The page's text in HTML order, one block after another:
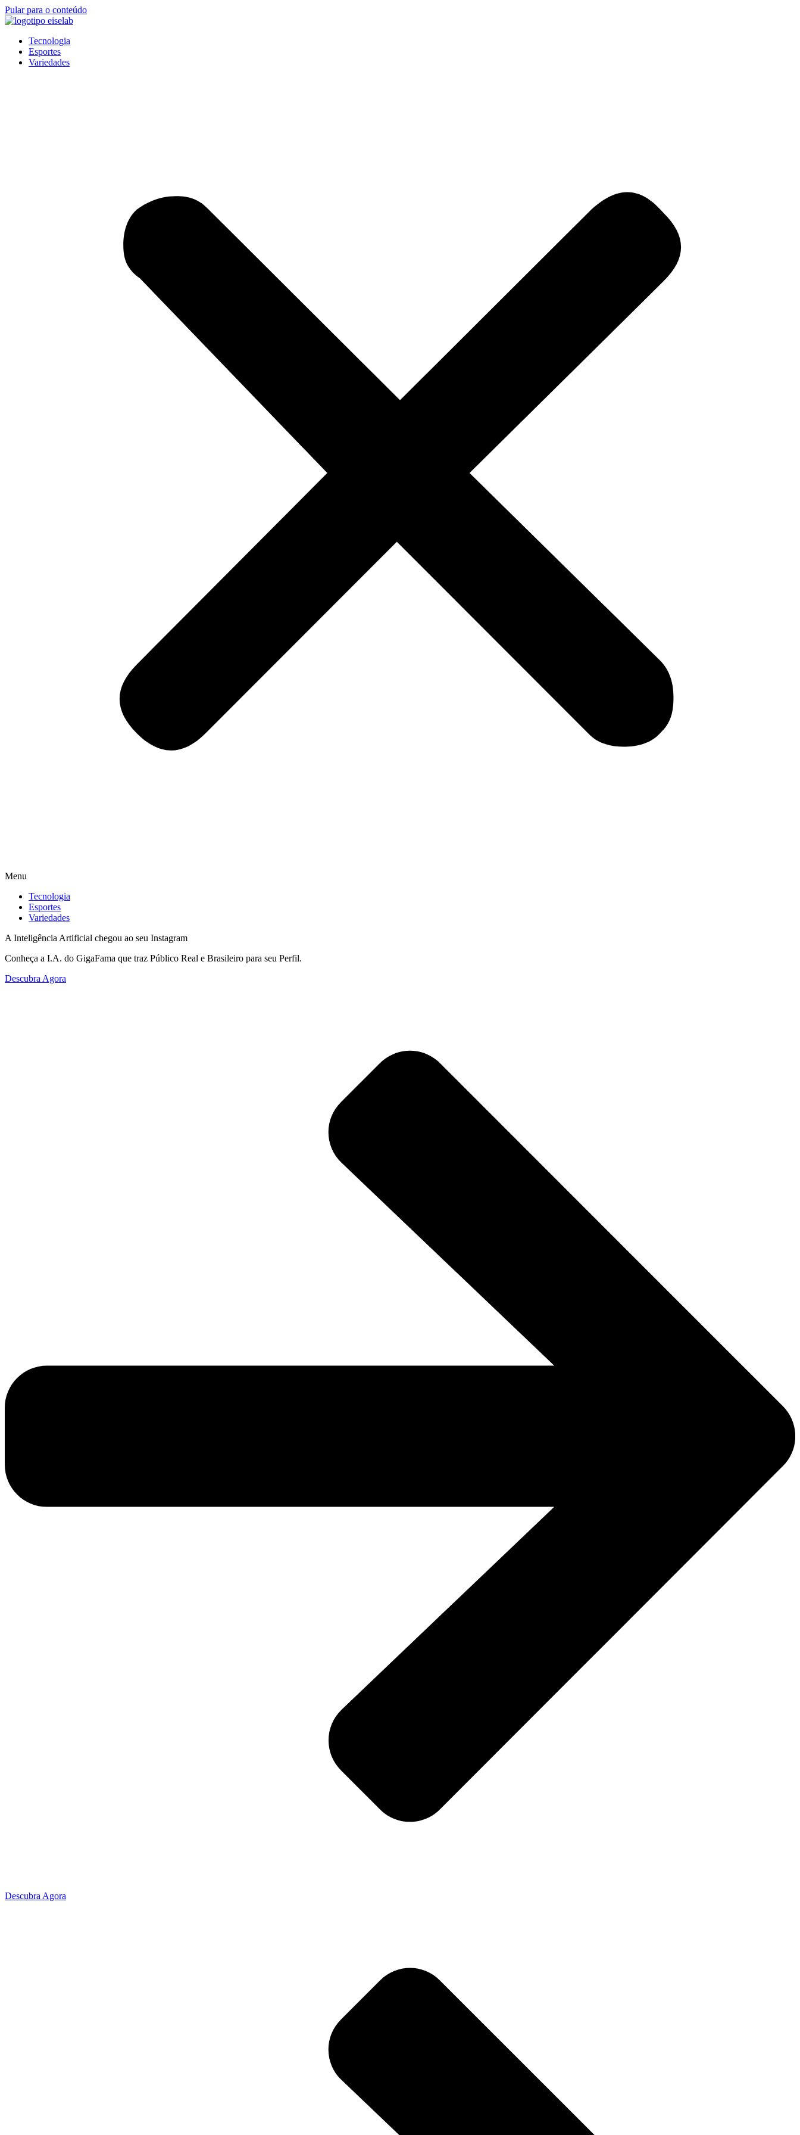
Pular para o conteúdo
Tecnologia
Esportes
Variedades
Menu
Tecnologia
Esportes
Variedades
A Inteligência Artificial chegou ao seu Instagram
Conheça a I.A. do GigaFama que traz Público Real e Brasileiro para seu Perfil.
Descubra Agora
Descubra Agora